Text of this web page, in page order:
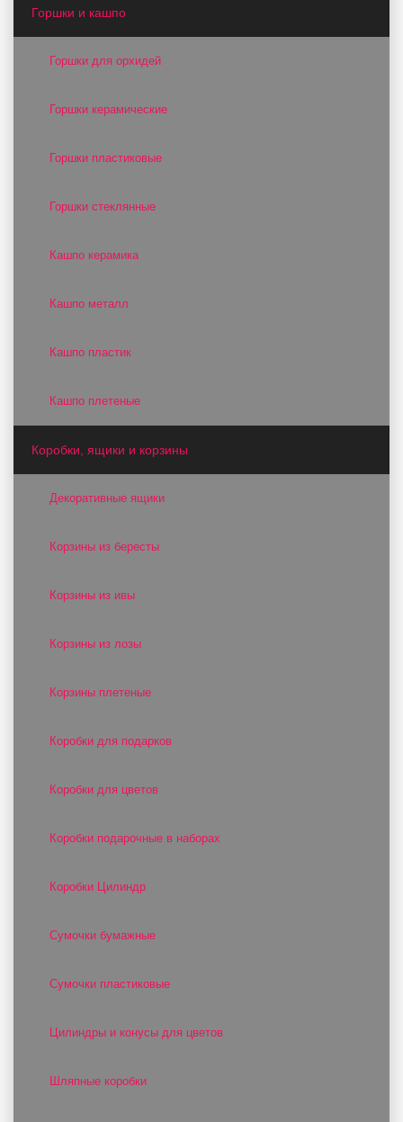
Горшки и кашпо
Горшки для орхидей
Горшки керамические
Горшки пластиковые
Горшки стеклянные
Кашпо керамика
Кашпо металл
Кашпо пластик
Кашпо плетеные
Коробки, ящики и корзины
Декоративные ящики
Корзины из бересты
Корзины из ивы
Корзины из лозы
Корзины плетеные
Коробки для подарков
Коробки для цветов
Коробки подарочные в наборах
Коробки Цилиндр
Сумочки бумажные
Сумочки пластиковые
Цилиндры и конусы для цветов
Шляпные коробки